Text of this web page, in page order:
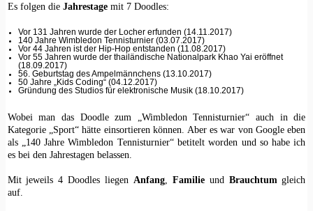
Es folgen die Jahrestagemit 7 Doodles:
Vor 131 Jahren wurde der Locher erfunden (14.11.2017)
140 Jahre Wimbledon Tennisturnier (03.07.2017)
Vor 44 Jahren ist der Hip-Hop entstanden (11.08.2017)
Vor 55 Jahren wurde der thailändische Nationalpark Khao Yai eröffnet
(18.09.2017)
56. Geburtstag des Ampelmännchens (13.10.2017)
50 Jahre „Kids Coding“ (04.12.2017)
Gründung des Studios für elektronische Musik (18.10.2017)
Wobei man das Doodle zum „Wimbledon Tennisturnier“ auch in die
Kategorie „Sport“ hätte einsortieren können. Aber es war von Google eben
als „140 Jahre Wimbledon Tennisturnier“ betitelt worden und so habe ich
es bei den Jahrestagen belassen.
Mit jeweils 4 Doodles liegen Anfang, Familieund Brauchtum gleich
auf.